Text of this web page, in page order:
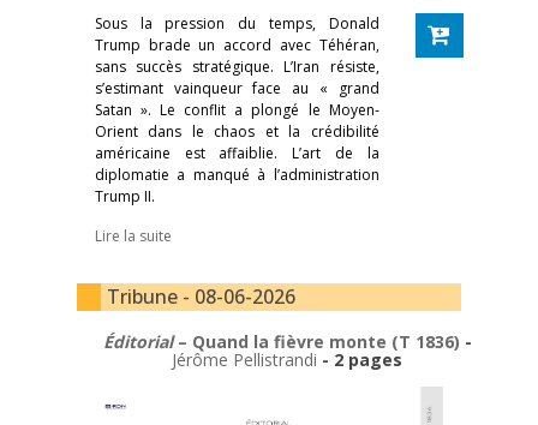
Sous la pression du temps, Donald
Trump brade un accord avec Téhéran,
sans succès stratégique. L’Iran résiste,
s’estimant vainqueur face au « grand
Satan ». Le conflit a plongé le Moyen-
Orient dans le chaos et la crédibilité
américaine est affaiblie. L’art de la
diplomatie a manqué à l’administration
Trump II.
Lire la suite
Tribune - 08-06-2026
Éditorial– Quand la fièvre monte (T 1836) -
Jérôme Pellistrandi - 2 pages